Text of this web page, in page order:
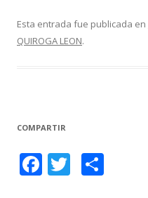
e
b
k
itt
er
m
Esta entrada fue publicada en
QUIROGA LEON.
COMPARTIR
F T